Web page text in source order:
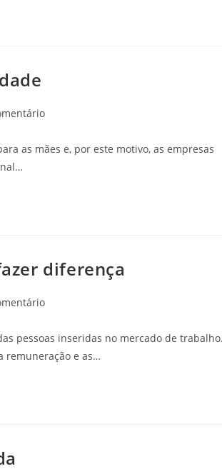
as mães e, por este motivo, as empresas
diferença
pessoas inseridas no mercado de
remuneração e as…